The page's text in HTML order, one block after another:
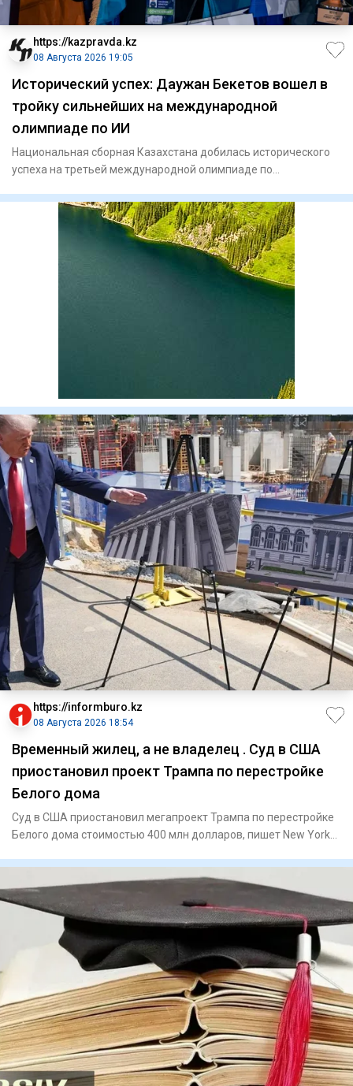
https://kazpravda.kz
08 Августа 2026 19:05
Исторический успех: Даужан Бекетов вошел в
тройку сильнейших на международной
олимпиаде по ИИ
Национальная сборная Казахстана добилась исторического
успеха на третьей международной олимпиаде по
https://informburo.kz
08 Августа 2026 18:54
Временный жилец, а не владелец . Суд в США
приостановил проект Трампа по перестройке
Белого дома
Суд в США приостановил мегапроект Трампа по перестройке
Белого дома стоимостью 400 млн долларов, пишет New York